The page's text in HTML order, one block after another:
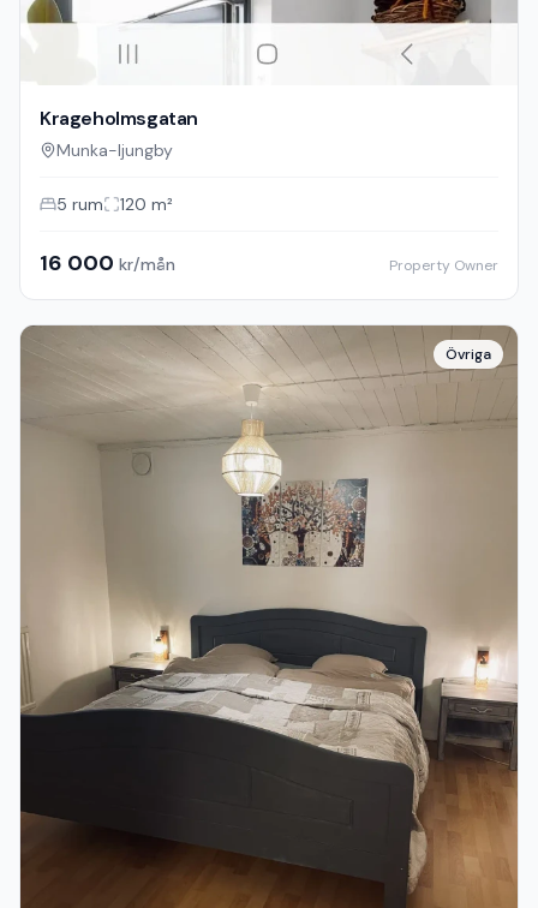
Krageholmsgatan
Munka-ljungby
5 rum 120 m²
16 000 kr/mån Property Owner
Övriga